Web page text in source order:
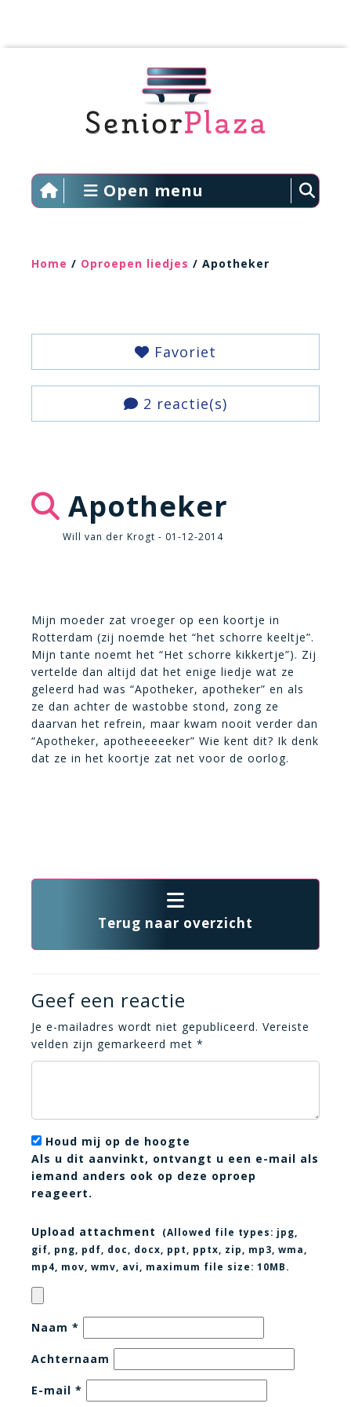
Open menu
Home / Oproepen liedjes / Apotheker
Favoriet
2 reactie(s)
Apotheker
Will van der Krogt - 01-12-2014
Mijn moeder zat vroeger op een koortje in
Rotterdam (zij noemde het “het schorre keeltje”.
Mijn tante noemt het “Het schorre kikkertje”). Zij
vertelde dan altijd dat het enige liedje wat ze
geleerd had was “Apotheker, apotheker” en als
ze dan achter de wastobbe stond, zong ze
daarvan het refrein, maar kwam nooit verder dan
“Apotheker, apotheeeeeker” Wie kent dit? Ik denk
dat ze in het koortje zat net voor de oorlog.
Terug naar overzicht
Geef een reactie
Je e-mailadres wordt niet gepubliceerd. Vereiste
velden zijn gemarkeerd met *
Houd mij op de hoogte
Als u dit aanvinkt, ontvangt u een e-mail als
iemand anders ook op deze oproep
reageert.
Upload attachment (Allowed file types: jpg,
gif, png, pdf, doc, docx, ppt, pptx, zip, mp3, wma,
mp4, mov, wmv, avi
, maximum file size: 10MB.
Naam *
Achternaam
E-mail *